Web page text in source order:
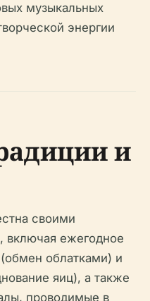
музыкальных
энергии
и
своими
включая ежегодное
облатками) и
яиц), а также
проводимые в